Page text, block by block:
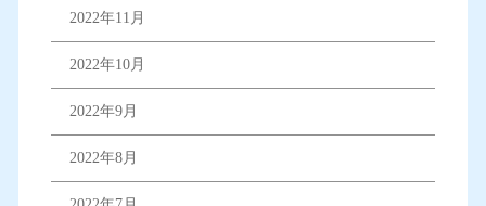
2022年11月
2022年10月
2022年9月
2022年8月